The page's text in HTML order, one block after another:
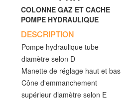
COLONNE GAZ ET CACHE
POMPE HYDRAULIQUE
DESCRIPTION
Pompe hydraulique tube
diamètre selon D
Manette de réglage haut et bas
Cône d'emmanchement
supérieur diamètre selon E